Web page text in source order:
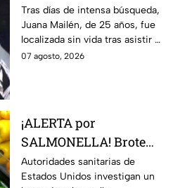
joven de 25 años que
acudió a entrevista de
trabajo falsa
Tras días de intensa búsqueda,
Juana Mailén, de 25 años, fue
localizada sin vida tras asistir a
una supuesta oferta laboral en
07 agosto, 2026
¡ALERTA por
SALMONELLA! Brote
ligado a CHILES
jalapeños ya afecta a 27
Autoridades sanitarias de
Estados Unidos investigan un